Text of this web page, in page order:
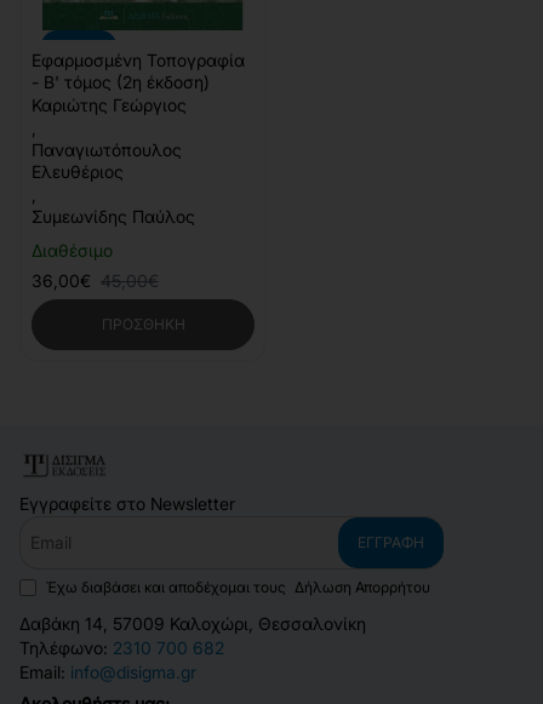
Διαθέσιμο
Εφαρμοσμένη Τοπογραφία
- Β' τόμος (2η έκδοση)
Καριώτης Γεώργιος
,
Παναγιωτόπουλος
Ελευθέριος
,
Συμεωνίδης Παύλος
36,00€ 45,00€
ΠΡΟΣΘΉΚΗ
Εγγραφείτε στο Newsletter
ΕΓΓΡΑΦΉ
Έχω διαβάσει και αποδέχομαι τους Δήλωση Απορρήτου
Δαβάκη 14, 57009 Καλοχώρι, Θεσσαλονίκη
Τηλέφωνο: 2310 700 682
Email: info@disigma.gr